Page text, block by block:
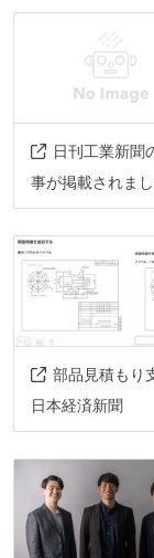
appsync-
日刊工業新聞
事が掲載されま
部品見積もり
日本経済新聞